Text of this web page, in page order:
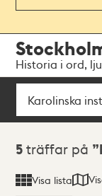
navigationen
huvudinnehållet
Historia i ord,
Sök
Sökresultat
5 träffar på
Visa lista